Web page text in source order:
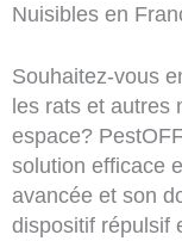
Nuisibles en
Souhaitez-vous
les rats et autres
espace?
solution efficace
avancée et son
dispositif répulsif